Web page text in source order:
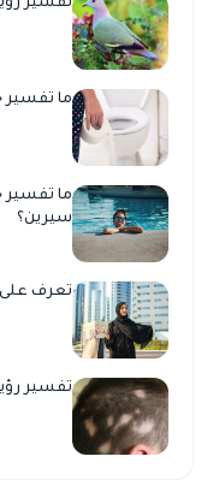
تفسير
ما تفسير
ما تفسير
سيرين؟
تعرف على
تفسير